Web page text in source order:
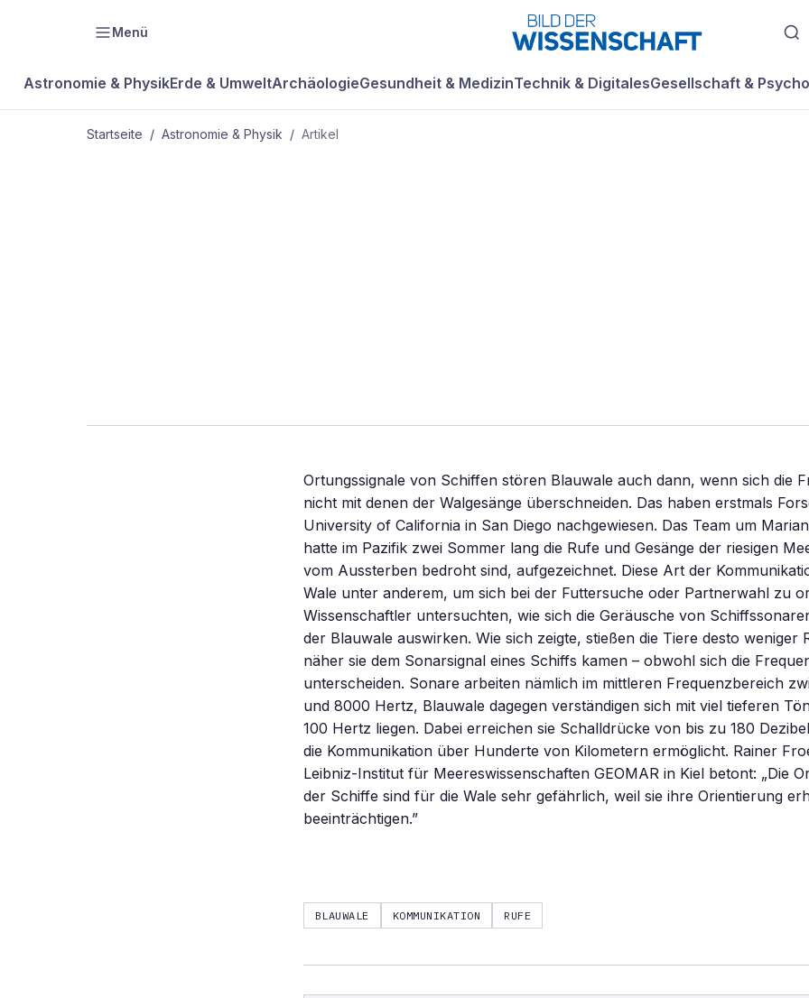
Menü
Astronomie & PhysikErde & UmweltArchäologieGesundheit & MedizinTechnik & DigitalesGesellschaft &
Startseite / Astronomie & Physik / Artikel
Ortungssignale von Schiffen stören Blauwale auch dann, wenn sich die
nicht mit denen der Walgesänge überschneiden. Das haben erstmals
University of California in San Diego nachgewiesen. Das Team um
hatte im Pazifik zwei Sommer lang die Rufe und Gesänge der riesigen
vom Aussterben bedroht sind, aufgezeichnet. Diese Art der
Wale unter anderem, um sich bei der Futtersuche oder Partnerwahl zu
Wissenschaftler untersuchten, wie sich die Geräusche von
der Blauwale auswirken. Wie sich zeigte, stießen die Tiere desto weniger
näher sie dem Sonarsignal eines Schiffs kamen – obwohl sich die
unterscheiden. Sonare arbeiten nämlich im mittleren Frequenzbereich
und 8000 Hertz, Blauwale dagegen verständigen sich mit viel tieferen
100 Hertz liegen. Dabei erreichen sie Schalldrücke von bis zu 180
die Kommunikation über Hunderte von Kilometern ermöglicht. Rainer
Leibniz-Institut für Meereswissenschaften GEOMAR in Kiel betont: „Die
der Schiffe sind für die Wale sehr gefährlich, weil sie ihre Orientierung
beeinträchtigen.”
BLAUWALE KOMMUNIKATION RUFE